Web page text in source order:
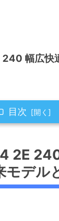
幅広快
目次
計思想
の違い（経験
2E
モデル